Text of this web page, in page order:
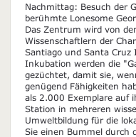
Nachmittag: Besuch der
berühmte Lonesome
Das Zentrum wird von
Wissenschaftlern der
Santiago und Santa
Inkubation werden die
gezüchtet, damit sie,
genügend Fähigkeiten
als 2.000 Exemplare auf
Station in mehreren
Umweltbildung für die
Sie einen Bummel durch